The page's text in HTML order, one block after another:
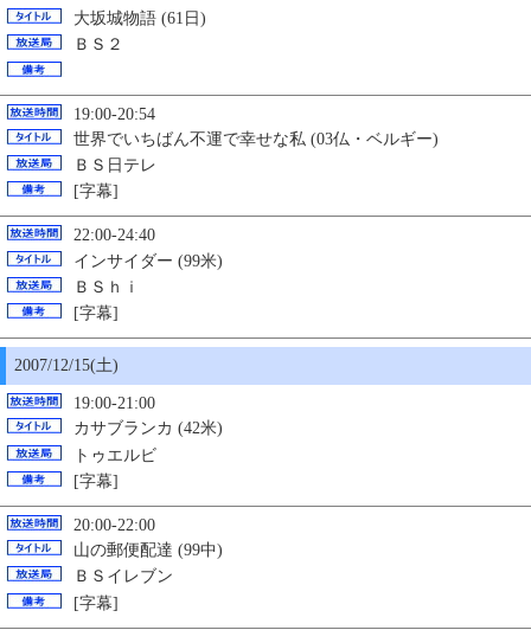
大坂城物語 (61日)
ＢＳ２
19:00-20:54
世界でいちばん不運で幸せな私 (03仏・ベルギー)
ＢＳ日テレ
[字幕]
22:00-24:40
インサイダー (99米)
ＢＳｈｉ
[字幕]
2007/12/15(土)
19:00-21:00
カサブランカ (42米)
トゥエルビ
[字幕]
20:00-22:00
山の郵便配達 (99中)
ＢＳイレブン
[字幕]